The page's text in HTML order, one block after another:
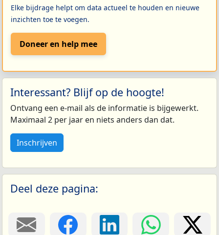
Elke bijdrage helpt om data actueel te houden en nieuwe
inzichten toe te voegen.
Doneer en help mee
Interessant? Blijf op de hoogte!
Ontvang een e-mail als de informatie is bijgewerkt.
Maximaal 2 per jaar en niets anders dan dat.
Inschrijven
Deel deze pagina: